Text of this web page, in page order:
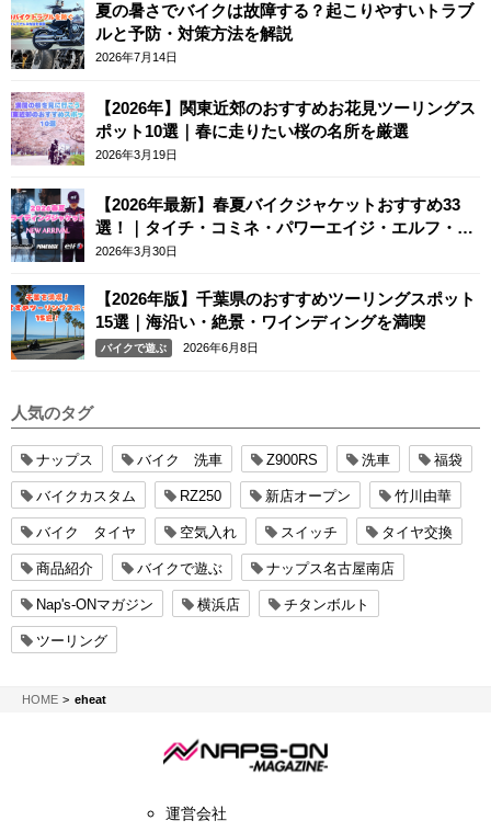
夏の暑さでバイクは故障する？起こりやすいトラブ
ルと予防・対策方法を解説
2026年7月14日
【2026年】関東近郊のおすすめお花見ツーリングス
ポット10選｜春に走りたい桜の名所を厳選
2026年3月19日
【2026年最新】春夏バイクジャケットおすすめ33
選！｜タイチ・コミネ・パワーエイジ・エルフ・エ
ースカフェロンドン
2026年3月30日
【2026年版】千葉県のおすすめツーリングスポット
15選｜海沿い・絶景・ワインディングを満喫
バイクで遊ぶ 2026年6月8日
人気のタグ
ナップス バイク 洗車 Z900RS 洗車 福袋
バイクカスタム RZ250 新店オープン 竹川由華
バイク タイヤ 空気入れ スイッチ タイヤ交換
商品紹介 バイクで遊ぶ ナップス名古屋南店
Nap's-ONマガジン 横浜店 チタンボルト
ツーリング
HOMENAPS-ON マガジン
eheat
運営会社